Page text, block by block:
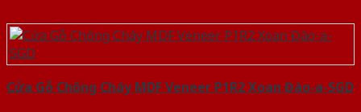
Cửa Gỗ Chống Cháy MDF Veneer P1R2 Xoan Đào-a-SGD